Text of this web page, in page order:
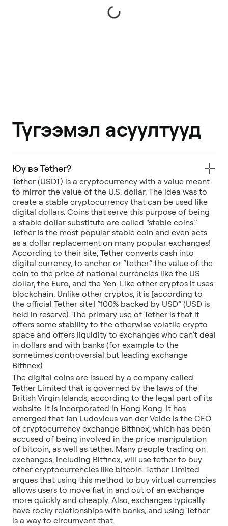
Түгээмэл асуултууд
Юу вэ Tether?
Tether (USDT) is a cryptocurrency with a value meant
to mirror the value of the U.S. dollar. The idea was to
create a stable cryptocurrency that can be used like
digital dollars. Coins that serve this purpose of being
a stable dollar substitute are called “stable coins.”
Tether is the most popular stable coin and even acts
as a dollar replacement on many popular exchanges!
According to their site, Tether converts cash into
digital currency, to anchor or “tether” the value of the
coin to the price of national currencies like the US
dollar, the Euro, and the Yen. Like other cryptos it uses
blockchain. Unlike other cryptos, it is [according to
the official Tether site] “100% backed by USD” (USD is
held in reserve). The primary use of Tether is that it
offers some stability to the otherwise volatile crypto
space and offers liquidity to exchanges who can’t deal
in dollars and with banks (for example to the
sometimes controversial but leading exchange
Bitfinex)
The digital coins are issued by a company called
Tether Limited that is governed by the laws of the
British Virgin Islands, according to the legal part of its
website. It is incorporated in Hong Kong. It has
emerged that Jan Ludovicus van der Velde is the CEO
of cryptocurrency exchange Bitfinex, which has been
accused of being involved in the price manipulation
of bitcoin, as well as tether. Many people trading on
exchanges, including Bitfinex, will use tether to buy
other cryptocurrencies like bitcoin. Tether Limited
argues that using this method to buy virtual currencies
allows users to move fiat in and out of an exchange
more quickly and cheaply. Also, exchanges typically
have rocky relationships with banks, and using Tether
is a way to circumvent that.